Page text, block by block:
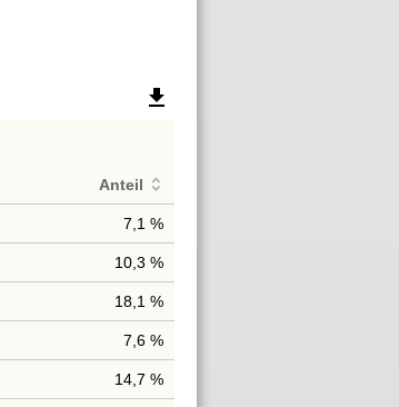
file_download
Anteil
7,1 %
10,3 %
18,1 %
7,6 %
14,7 %